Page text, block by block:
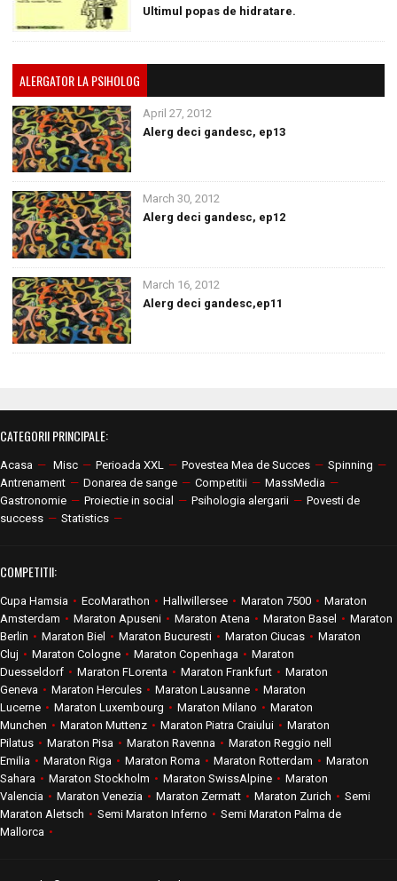
Ultimul popas de hidratare.
ALERGATOR LA PSIHOLOG
April 27, 2012
Alerg deci gandesc, ep13
March 30, 2012
Alerg deci gandesc, ep12
March 16, 2012
Alerg deci gandesc,ep11
CATEGORII PRINCIPALE:
Acasa — Misc — Perioada XXL — Povestea Mea de Succes — Spinning —
Antrenament — Donarea de sange — Competitii — MassMedia —
Gastronomie — Proiectie in social — Psihologia alergarii — Povesti de
success — Statistics —
COMPETITII:
Cupa Hamsia • EcoMarathon • Hallwillersee • Maraton 7500 • Maraton
Amsterdam • Maraton Apuseni • Maraton Atena • Maraton Basel • Maraton
Berlin • Maraton Biel • Maraton Bucuresti • Maraton Ciucas • Maraton
Cluj • Maraton Cologne • Maraton Copenhaga • Maraton
Duesseldorf • Maraton FLorenta • Maraton Frankfurt • Maraton
Geneva • Maraton Hercules • Maraton Lausanne • Maraton
Lucerne • Maraton Luxembourg • Maraton Milano • Maraton
Munchen • Maraton Muttenz • Maraton Piatra Craiului • Maraton
Pilatus • Maraton Pisa • Maraton Ravenna • Maraton Reggio nell
Emilia • Maraton Riga • Maraton Roma • Maraton Rotterdam • Maraton
Sahara • Maraton Stockholm • Maraton SwissAlpine • Maraton
Valencia • Maraton Venezia • Maraton Zermatt • Maraton Zurich • Semi
Maraton Aletsch • Semi Maraton Inferno • Semi Maraton Palma de
Mallorca •